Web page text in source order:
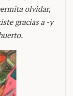
olvidar,
gracias a -y